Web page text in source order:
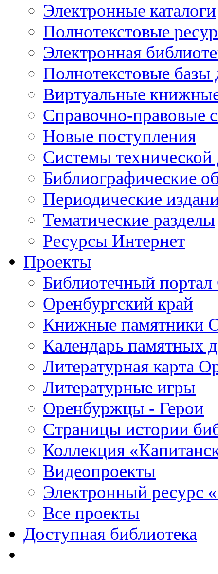
Электронные каталоги
Полнотекстовые
Электронная
Полнотекстовые
Виртуальные
Справочно-правовые
Новые поступления
Cистемы
Библиографические
Периодические
Тематические разделы
Ресурсы Интернет
Проекты
Библиотечный портал
Оренбургский край
Книжные памятники
Календарь памятных
Литературная карта
Литературные игры
Оренбуржцы - Герои
Страницы истории
Коллекция
Видеопроекты
Электронный ресурс
Все проекты
Доступная библиотека